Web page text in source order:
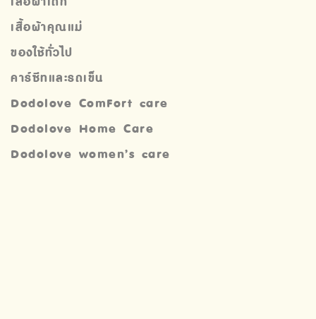
เสื้อผ้าคุณแม่
ของใช้ทั่วไป
คาร์ซีทและรถเข็น
Dodolove ComFort care
Dodolove Home Care
Dodolove women’s care